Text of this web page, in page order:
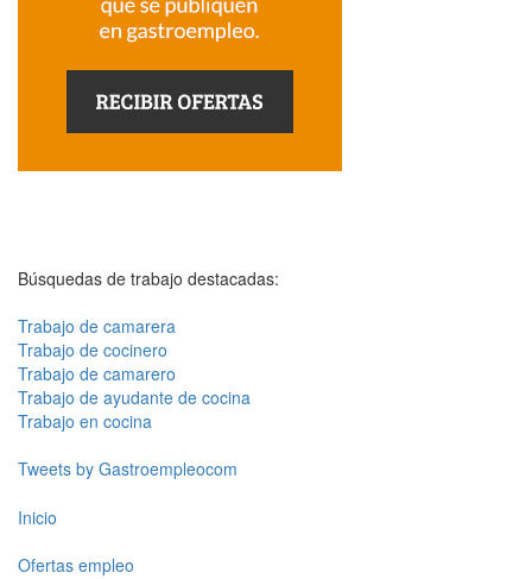
Búsquedas de trabajo destacadas:
Trabajo de camarera
Trabajo de cocinero
Trabajo de camarero
Trabajo de ayudante de cocina
Trabajo en cocina
Tweets by Gastroempleocom
Inicio
Ofertas empleo